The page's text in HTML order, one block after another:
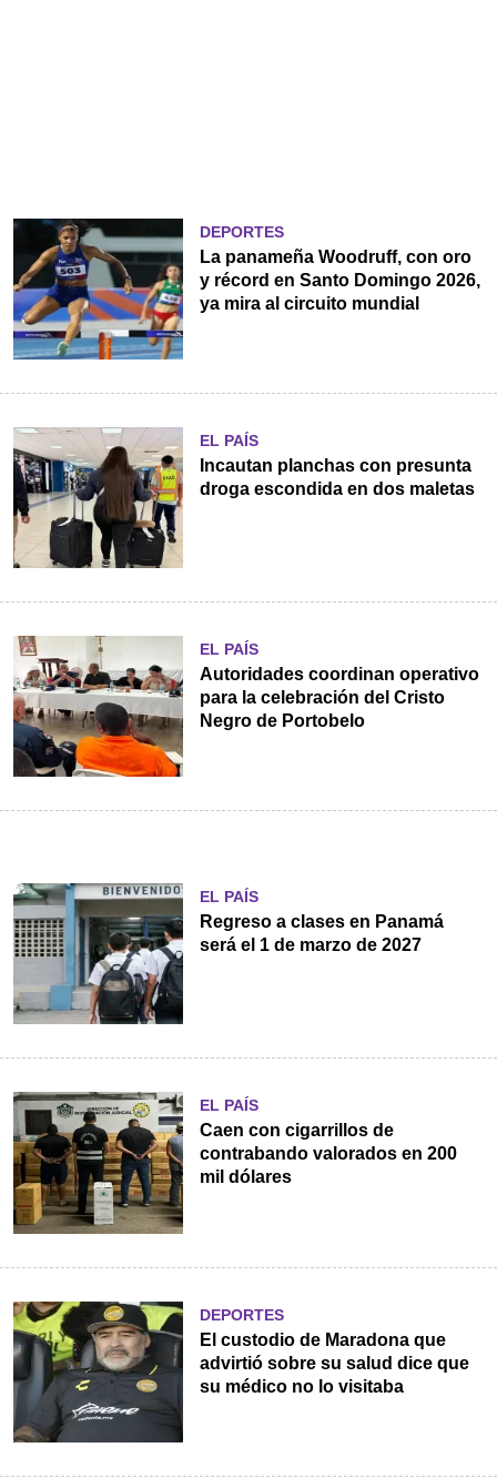
DEPORTES
La panameña Woodruff, con oro
y récord en Santo Domingo 2026,
ya mira al circuito mundial
EL PAÍS
Incautan planchas con presunta
droga escondida en dos maletas
EL PAÍS
Autoridades coordinan operativo
para la celebración del Cristo
Negro de Portobelo
EL PAÍS
Regreso a clases en Panamá
será el 1 de marzo de 2027
EL PAÍS
Caen con cigarrillos de
contrabando valorados en 200
mil dólares
DEPORTES
El custodio de Maradona que
advirtió sobre su salud dice que
su médico no lo visitaba